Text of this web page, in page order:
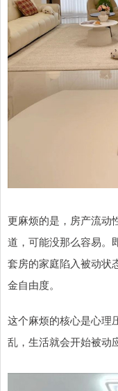
更麻烦的是，房产流动
道，可能没那么容易。
套房的家庭陷入被动
金自由度。
这个麻烦的核心是心理
乱，生活就会开始被动